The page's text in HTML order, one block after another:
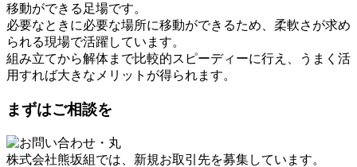
移動ができる足場です。
必要なときに必要な場所に移動ができるため、柔軟さが求め
られる現場で活躍しています。
組み立てから解体まで比較的スピーディーに行え、うまく活
用すれば大きなメリットが得られます。
まずはご相談を
株式会社熊坂組では、新規お取引先を募集しています。